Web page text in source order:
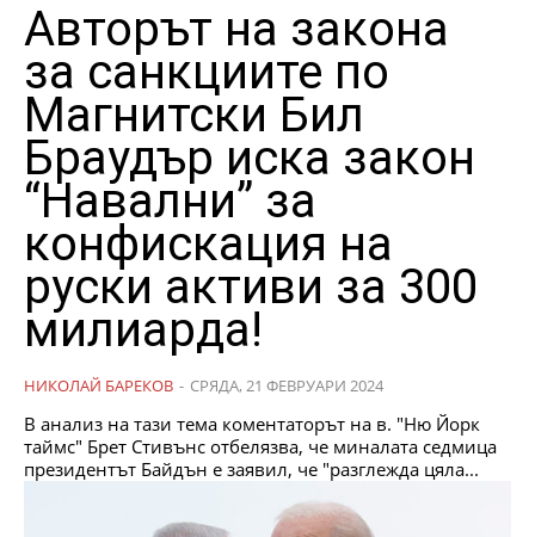
Авторът на закона
за санкциите по
Магнитски Бил
Браудър иска закон
“Навални” за
конфискация на
руски активи за 300
милиарда!
НИКОЛАЙ БАРЕКОВ - СРЯДА, 21 ФЕВРУАРИ 2024
В анализ на тази тема коментаторът на в. "Ню Йорк
таймс" Брет Стивънс отбелязва, че миналата седмица
президентът Байдън е заявил, че "разглежда цяла...